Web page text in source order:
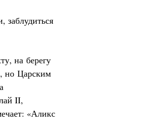
заблудиться
на берегу
но Царским
II,
«Аликс